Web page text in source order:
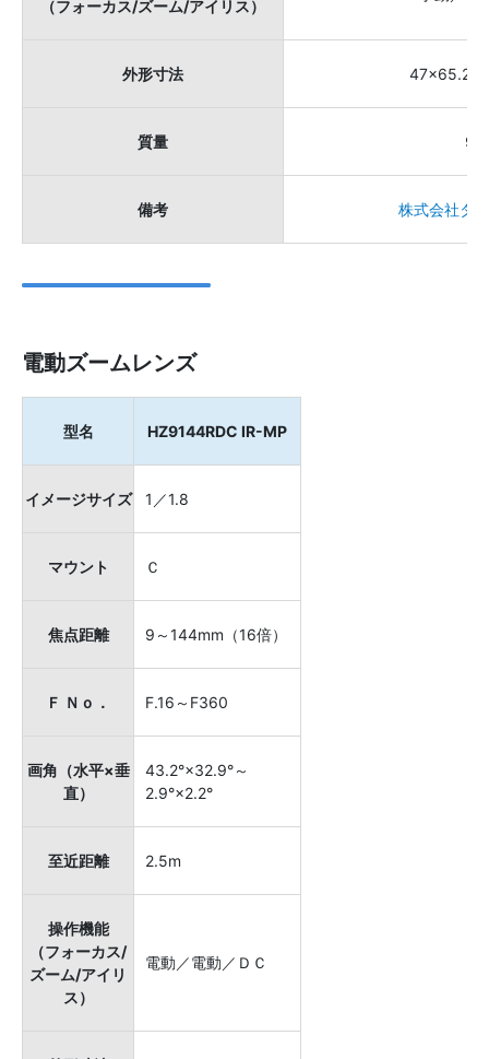
（フォーカス/ズーム/アイリス）
外形寸法
質量
備考 株式会社タ
電動ズームレンズ
型名 HZ9144RDC IR-MP
イメージサイズ 1／1.8
マウント Ｃ
焦点距離 9～144mm（16倍）
Ｆ Ｎｏ． F.16～F360
画角（水平×垂
直）
43.2°×32.9°～
2.9°×2.2°
至近距離 2.5m
操作機能
（フォーカス/
ズーム/アイリ
ス）
電動／電動／ＤＣ